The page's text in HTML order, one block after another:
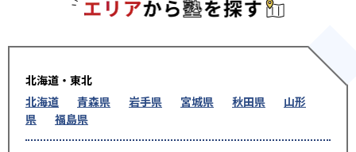
北海道・東北
北海道
青森県 岩手県 宮城県 秋田県
山形
県
福島県